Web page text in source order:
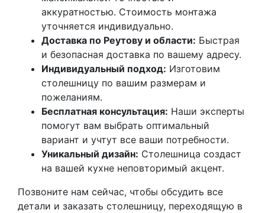
аккуратностью. Стоимость монтажа
уточняется индивидуально.
Доставка по Реутову и области: Быстрая
и безопасная доставка по вашему адресу.
Индивидуальный подход: Изготовим
столешницу по вашим размерам и
пожеланиям.
Бесплатная консультация: Наши эксперты
помогут вам выбрать оптимальный
вариант и учтут все ваши потребности.
Уникальный дизайн: Столешница создаст
на вашей кухне неповторимый акцент.
Позвоните нам сейчас, чтобы обсудить все
детали и заказать столешницу, переходящую в